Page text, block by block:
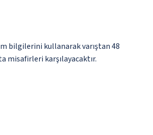
bilgilerini kullanarak varıştan 48
misafirleri karşılayacaktır.